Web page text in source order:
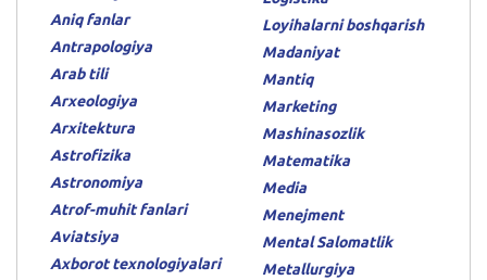
Aniq fanlar
Antrapologiya
Arab tili
Arxeologiya
Arxitektura
Astrofizika
Astronomiya
Atrof-muhit fanlari
Aviatsiya
Axborot texnologiyalari
Loyihalarni boshqarish
Madaniyat
Mantiq
Marketing
Mashinasozlik
Matematika
Media
Menejment
Mental Salomatlik
Metallurgiya